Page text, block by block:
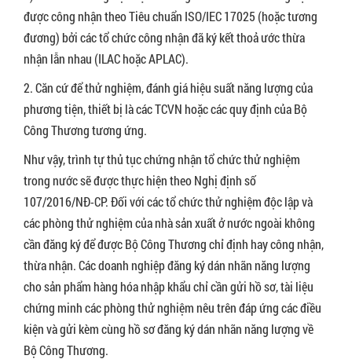
được công nhận theo Tiêu chuẩn ISO/IEC 17025 (hoặc tương
đương) bởi các tổ chức công nhận đã ký kết thoả ước thừa
nhận lẫn nhau (ILAC hoặc APLAC).
2. Căn cứ để thử nghiệm, đánh giá hiệu suất năng lượng của
phương tiện, thiết bị là các TCVN hoặc các quy định của Bộ
Công Thương tương ứng.
Như vậy, trình tự thủ tục chứng nhận tổ chức thử nghiệm
trong nước sẽ được thực hiện theo Nghị định số
107/2016/NĐ-CP. Đối với các tổ chức thử nghiệm độc lập và
các phòng thử nghiệm của nhà sản xuất ở nước ngoài không
cần đăng ký để được Bộ Công Thương chỉ định hay công nhận,
thừa nhận. Các doanh nghiệp đăng ký dán nhãn năng lượng
cho sản phẩm hàng hóa nhập khẩu chỉ cần gửi hồ sơ, tài liệu
chứng minh các phòng thử nghiệm nêu trên đáp ứng các điều
kiện và gửi kèm cùng hồ sơ đăng ký dán nhãn năng lượng về
Bộ Công Thương.